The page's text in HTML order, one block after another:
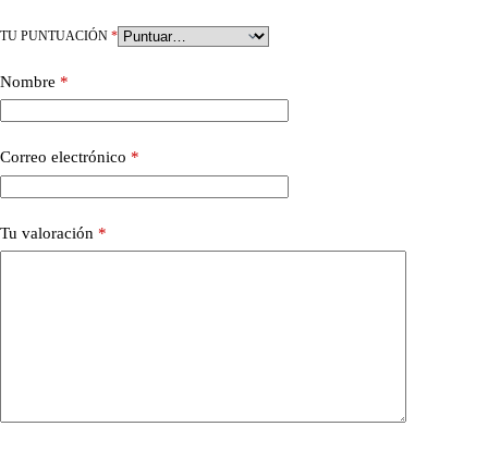
TU PUNTUACIÓN *
Nombre *
Correo electrónico *
Tu valoración *